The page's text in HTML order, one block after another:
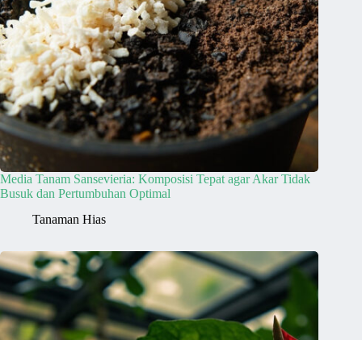
Media Tanam Sansevieria: Komposisi Tepat agar Akar Tidak
Busuk dan Pertumbuhan Optimal
Tanaman Hias